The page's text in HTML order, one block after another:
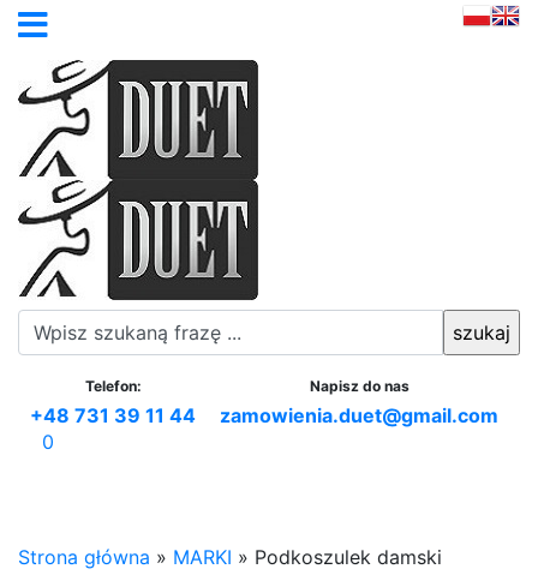
Telefon:
+48 731 39 11 44
Napisz do nas
zamowienia.duet@gmail.com
0
Strona główna » MARKI » Podkoszulek damski